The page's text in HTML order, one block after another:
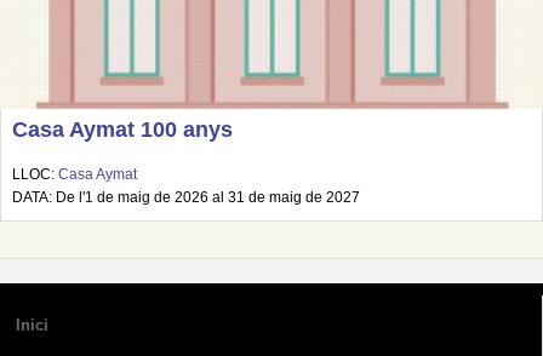
Casa Aymat 100 anys
LLOC: Casa Aymat
DATA: De l'1 de maig de 2026 al 31 de maig de 2027
Inici